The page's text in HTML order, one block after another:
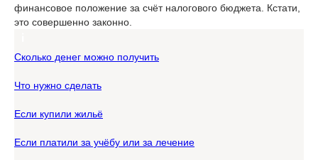
финансовое положение за счёт налогового бюджета. Кстати,
это совершенно законно.
Сколько денег можно получить
Что нужно сделать
Если купили жильё
Если платили за учёбу или за лечение